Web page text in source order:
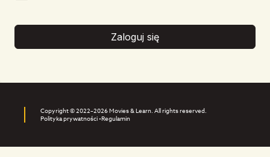
Zaloguj się
Copyright © 2022–2026 Movies & Learn. All rights reserved.
Polityka prywatności •Regulamin